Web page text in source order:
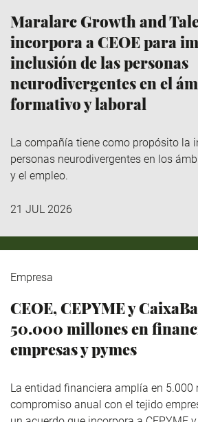
Maralarc Growth and
incorpora a CEOE para
inclusión de las personas
neurodivergentes en el
formativo y laboral
La compañía tiene como propósito la
personas neurodivergentes en los
y el empleo.
21 JUL 2026
Empresa
CEOE, CEPYME y
50.000 millones en
empresas y pymes
La entidad financiera amplía en 5.000
compromiso anual con el tejido